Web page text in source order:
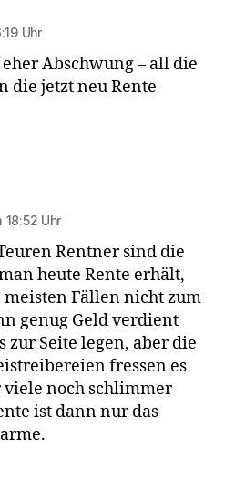
Uhr
Abschwung – all die
die jetzt neu Rente
Uhr
Rentner sind die
heute Rente erhält,
Fällen nicht zum
genug Geld verdient
zur Seite legen, aber die
fressen es
noch schlimmer
ist dann nur das